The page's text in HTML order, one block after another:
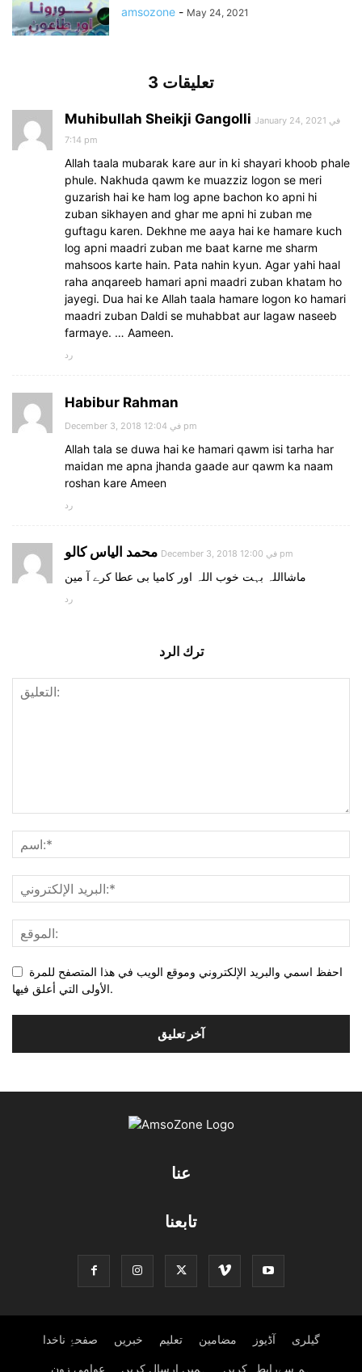
amsozone - May 24, 2021
3 تعليقات
Muhibullah Sheikji Gangolli January 24, 2021 في
7:14 pm
Allah taala mubarak kare aur in ki shayari khoob phale
phule. Nakhuda qawm ke muazziz logon se meri
guzarish hai ke ham log apne bachon ko apni hi
zuban sikhayen and ghar me apni hi zuban me
guftagu karen. Dekhne me aaya hai ke hamare kuch
log apni maadri zuban me baat karne me sharm
mahsoos karte hain. Pata nahin kyun. Agar yahi haal
raha anqareeb hamari apni maadri zuban khatam ho
jayegi. Dua hai ke Allah taala hamare logon ko hamari
maadri zuban Daldi se muhabbat aur lagaw naseeb
farmaye. … Aameen.
رد
Habibur Rahman
December 3, 2018 في 12:04 pm
Allah tala se duwa hai ke hamari qawm isi tarha har
maidan me apna jhanda gaade aur qawm ka naam
roshan kare Ameen
رد
محمد الیاس کالو December 3, 2018 في 12:00 pm
ماشااللہ بہت خوب اللہ اور کامیا بی عطا کرے آ مین
رد
ترك الرد
احفظ اسمي والبريد الإلكتروني وموقع الويب في هذا المتصفح للمرة
الأولى التي أعلق فيها.
عنا
تابعنا
صفحۂِ ناخدا خبریں تعلیم مضامین آڈیوز گیلری
عوامی زون ہمیں ارسال کریں ہم سےرابطہ کریں